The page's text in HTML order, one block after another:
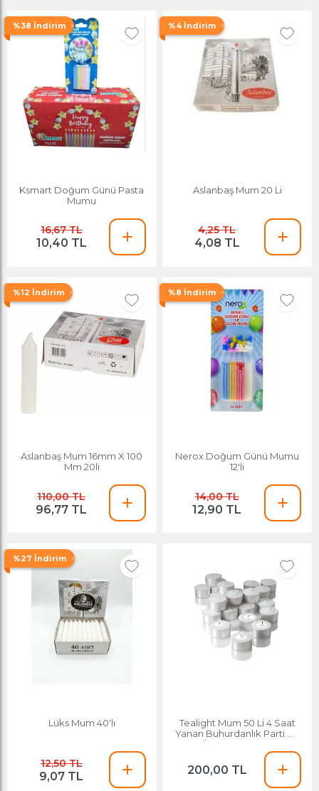
%38 İndirim
Ksmart Doğum Günü Pasta
Mumu
16,67 TL
10,40 TL
%4 İndirim
Aslanbaş Mum 20 Li
4,25 TL
4,08 TL
%12 İndirim
Aslanbaş Mum 16mm X 100
Mm 20li
110,00 TL
96,77 TL
%8 İndirim
Nerox Doğum Günü Mumu
12'li
14,00 TL
12,90 TL
%27 İndirim
Lüks Mum 40'lı
12,50 TL
9,07 TL
Tealight Mum 50 Li 4 Saat
Yanan Buhurdanlık Parti Ve
Özel Günler Için
200,00 TL